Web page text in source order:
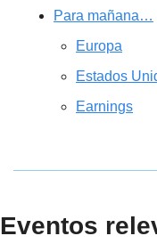
Para mañana…
Europa
Estados
Earnings
Eventos